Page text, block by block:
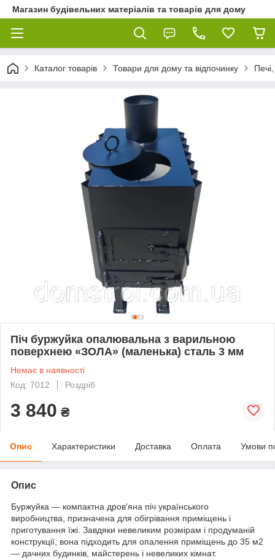
Магазин будівельних матеріалів та товарів для дому
Каталог товарів Товари для дому та відпочинку
Піч буржуйка опалювальна з варильною
поверхнею «ЗОЛА» (маленька) сталь 3 мм
Немає в наявності
Код: 7012
Роздріб
3 840 ₴
Опис Характеристики Доставка Оплата Умови
Опис
Буржуйка — компактна дров'яна піч українського
виробництва, призначена для обігрівання приміщень і
приготування їжі. Завдяки невеликим розмірам і продуманій
конструкції, вона підходить для опалення приміщень до 35 м2
— дачних будинків, майстерень і невеликих кімнат.